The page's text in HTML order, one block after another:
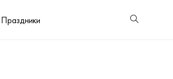
Праздники